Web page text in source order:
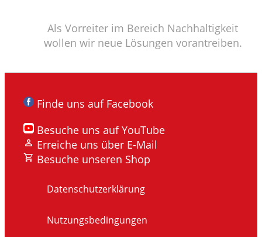
Als Vorreiter im Bereich Nachhaltigkeit
wollen wir neue Lösungen vorantreiben.
Finde uns auf Facebook
Besuche uns auf YouTube
Erreiche uns über E-Mail
Besuche unseren Shop
Datenschutzerklärung
Nutzungsbedingungen